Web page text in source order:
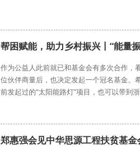
帮困赋能，助力乡村振兴丨“能量
作为公益人此前就已和基金会有多次合作，
位伙伴商量后，也决定发起一个冠名基金。
前发起过的“太阳能路灯”项目，也可以带到浙
郑惠强会见中华思源工程扶贫基